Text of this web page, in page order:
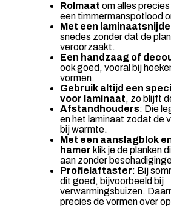
Rolmaat om alles
een timmermanspotlood
Met een
snedes zonder dat de
veroorzaakt.
Een handzaag of
ook goed, vooral bij
vormen.
Gebruik altijd een
voor laminaat, zo blijft
Afstandhouders: Die
en het laminaat zodat de
bij warmte.
Met een aanslagblok
hamer klik je de planken
aan zonder
Profielaftaster: Bij
dit goed, bijvoorbeeld bij
verwarmingsbuizen.
precies de vormen over